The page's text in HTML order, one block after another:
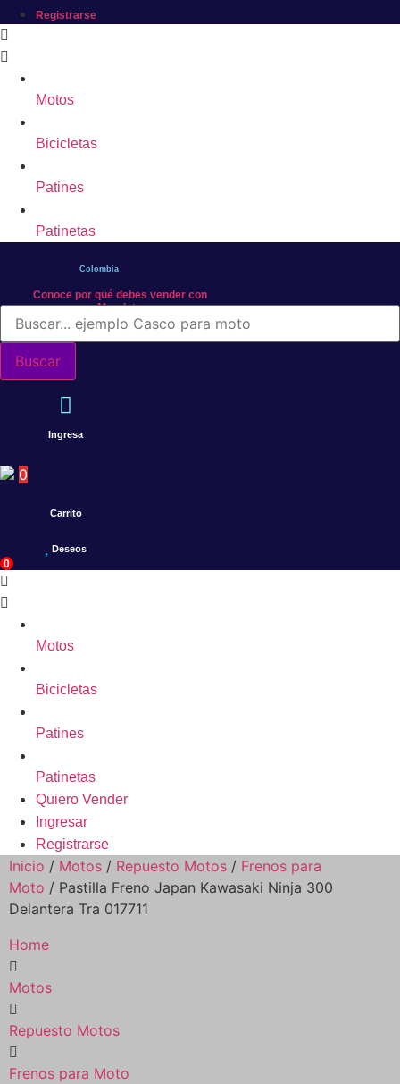
Registrarse
Motos
Bicicletas
Patines
Patinetas
Colombia
Conoce por qué debes vender con
Mercleta
Búsqueda
productos
Buscar
Ingresa
0
Carrito
Deseos
0
Motos
Bicicletas
Patines
Patinetas
Quiero Vender
Ingresar
Registrarse
Inicio / Motos / Repuesto Motos / Frenos para
Moto / Pastilla Freno Japan Kawasaki Ninja 300
Delantera Tra 017711
Home
Motos
Repuesto Motos
Frenos para Moto